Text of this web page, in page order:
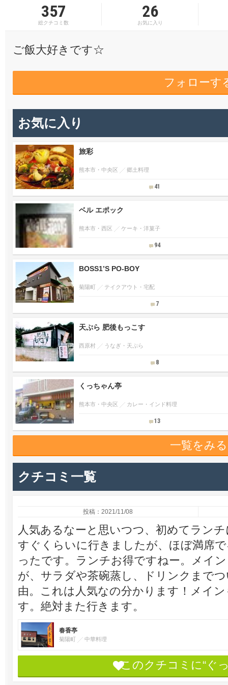
357
総クチコミ数
26
お気に入り
ご飯大好きです☆
フォローす
お気に入り
旅彩
熊本市・中央区 郷土料理
41
ベル エポック
熊本市・西区 ケーキ・洋菓子
94
BOSS1’S PO-BOY
菊陽町 テイクアウト・宅配
7
天ぷら 肥後もっこす
西原村 うなぎ・天ぷら
8
くっちゃん亭
熊本市・中央区 カレー・インド料理
13
一覧をみる
クチコミ一覧
投稿：2021/11/08
人気あるなーと思いつつ、初めてラン
すぐくらいに行きましたが、ほぼ満席
ったです。ランチお得ですねー。メイ
が、サラダや茶碗蒸し、ドリンクまで
由。これは人気なの分かります！メイ
す。絶対また行きます。
春香亭
菊陽町 中華料理
このクチコミに“ぐ